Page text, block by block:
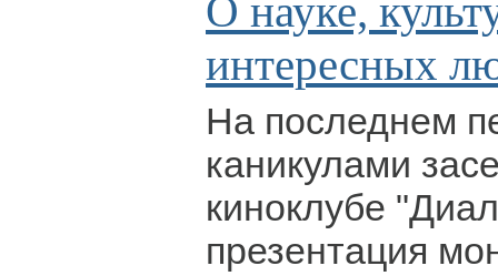
О науке,
интересных
На последнем
каникулами
киноклубе
презентация